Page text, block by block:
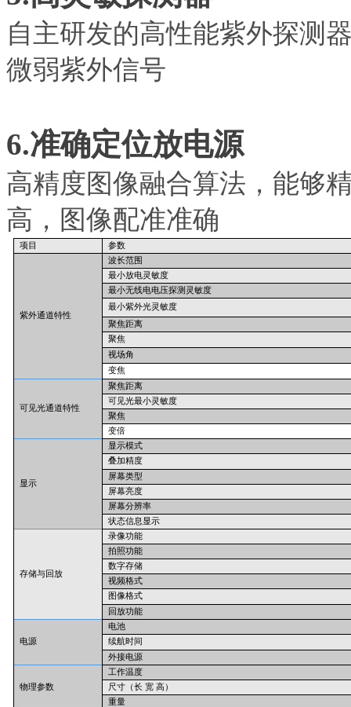
自主研发的高性能紫外探测
微弱紫外信号
6.准确定位放电源
高精度图像融合算法，能够
高，图像配准准确
项目 参数
紫外通道特性
波长范围
最小放电灵敏度
最小无线电电压探测灵敏度
最小紫外光灵敏度
聚焦距离
聚焦
视场角
变焦
可见光通道特性
聚焦距离
可见光最小灵敏度
聚焦
变倍
显示
显示模式
叠加精度
屏幕类型
屏幕亮度
屏幕分辨率
状态信息显示
存储与回放
录像功能
拍照功能
数字存储
视频格式
图像格式
回放功能
电源
电池
续航时间
外接电源
物理参数
工作温度
尺寸（长 宽 高）
重量